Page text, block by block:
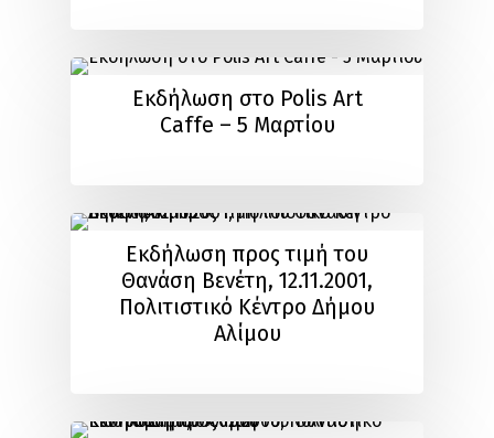
Εκδήλωση στο Polis Art
Caffe – 5 Μαρτίου
Εκδήλωση προς τιμή του
Θανάση Βενέτη, 12.11.2001,
Πολιτιστικό Κέντρο Δήμου
Αλίμου